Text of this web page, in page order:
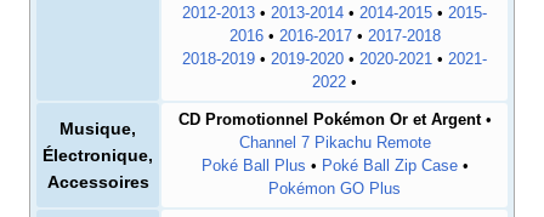
2012-2013 • 2013-2014 • 2014-2015 • 2015-
2016• 2016-2017• 2017-2018
2018-2019 • 2019-2020 • 2020-2021 • 2021-
2022 •
Musique,
Électronique,
Accessoires
CD Promotionnel Pokémon Or et Argent•
Channel 7 Pikachu Remote
Poké Ball Plus • Poké Ball Zip Case•
Pokémon GO Plus